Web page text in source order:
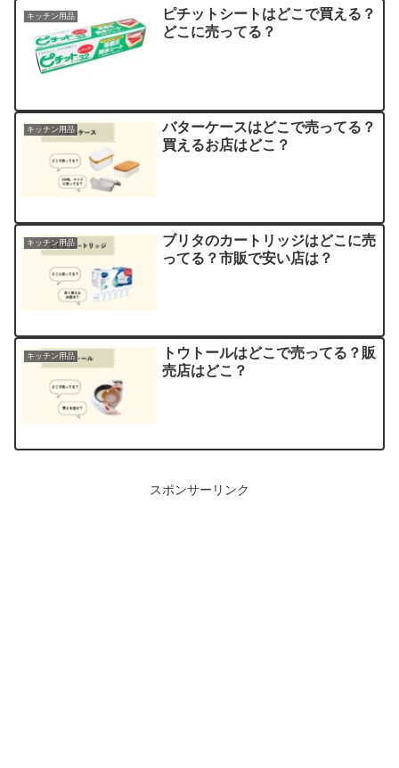
キッチン用品
ピチットシートはどこで買える？
どこに売ってる？
キッチン用品
バターケースはどこで売ってる？
買えるお店はどこ？
キッチン用品
ブリタのカートリッジはどこに売
ってる？市販で安い店は？
キッチン用品
トウトールはどこで売ってる？販
売店はどこ？
スポンサーリンク